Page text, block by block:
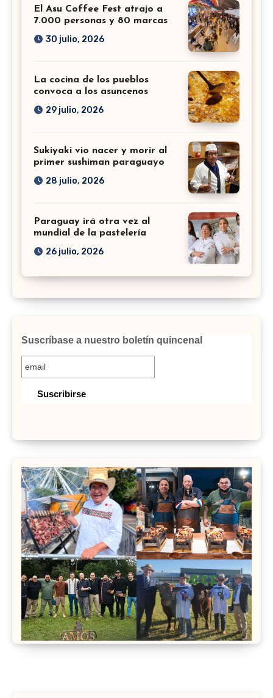
El Asu Coffee Fest atrajo a
7.000 personas y 80 marcas
30 julio, 2026
La cocina de los pueblos
convoca a los asuncenos
29 julio, 2026
Sukiyaki vio nacer y morir al
primer sushiman paraguayo
28 julio, 2026
Paraguay irá otra vez al
mundial de la pastelería
26 julio, 2026
Suscríbase a nuestro boletín quincenal